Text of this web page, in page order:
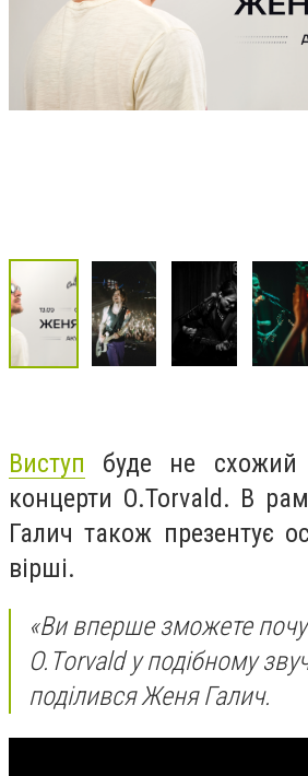
Виступ буде не схожий
концерти O.Torvald. В
Галич також презентує
вірші.
«Ви вперше зможете
O.Torvald у подібному
поділився Женя Галич.